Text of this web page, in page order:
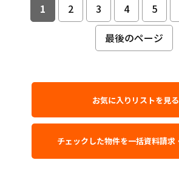
1
2 3 4 5
最後のページ
お気に入りリストを見る